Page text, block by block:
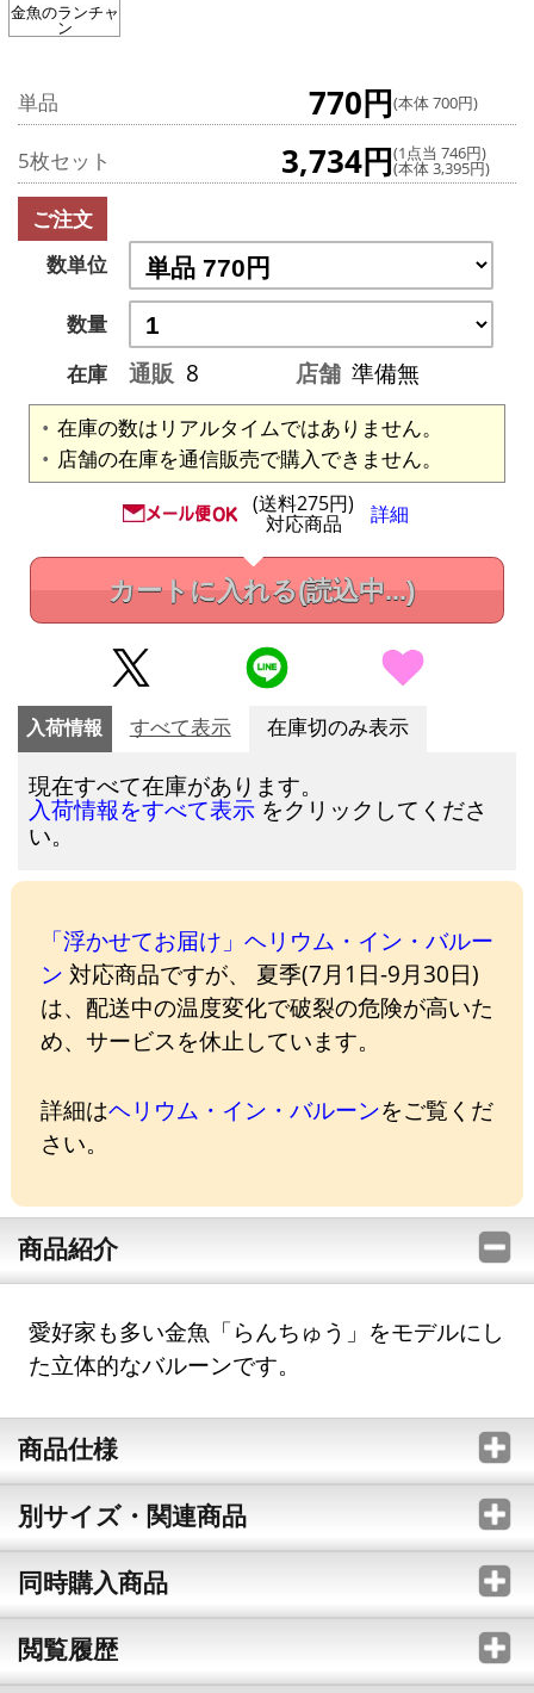
金魚のランチャ
ン
単品 770円(本体 700円)
5枚セット 3,734円(1点当 746円)
(本体 3,395円)
ご注文
数単位
数量
在庫
通販 8 店舗 準備無
在庫の数はリアルタイムではありません。
店舗の在庫を通信販売で購入できません。
(送料275円)
対応商品 詳細
カートに入れる(読込中...)
入荷情報 すべて表示 在庫切のみ表示
現在すべて在庫があります。
入荷情報をすべて表示 をクリックしてくださ
い。
「浮かせてお届け」ヘリウム・イン・バルー
ン 対応商品ですが、 夏季(7月1日-9月30日)
は、配送中の温度変化で破裂の危険が高いた
め、サービスを休止しています。
詳細はヘリウム・イン・バルーンをご覧くだ
さい。
商品紹介
愛好家も多い金魚「らんちゅう」をモデルにし
た立体的なバルーンです。
商品仕様
別サイズ・関連商品
同時購入商品
閲覧履歴